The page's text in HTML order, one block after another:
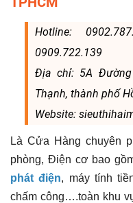
Hotline:
0909.722.139
Địa chỉ: 5A Đường
Thạnh, thành phố
Website:
Là Cửa Hàng chuyên
phòng, Điện cơ bao
phát điện, máy tính
chấm công….toàn khu